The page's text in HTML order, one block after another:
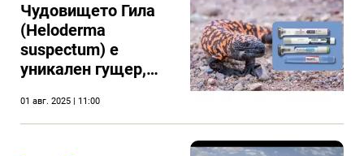
Чудовището Гила
(Heloderma
suspectum) e
уникален гущер,
преяждането си
01 авг. 2025 | 11:00